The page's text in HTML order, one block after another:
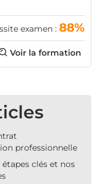
examen : 88%
Voir la formation
professionnelle
clés et nos